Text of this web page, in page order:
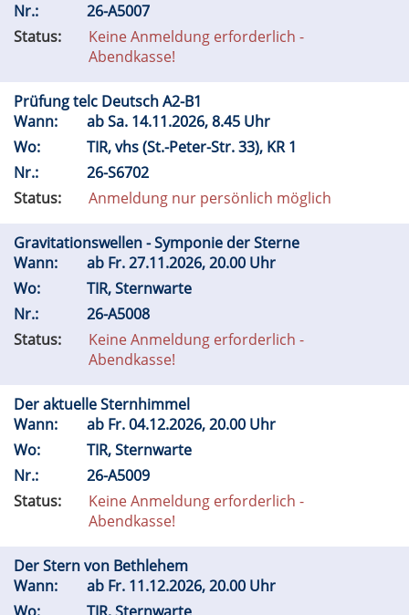
Nr.:
26-A5007
Status:
Keine Anmeldung erforderlich -
Abendkasse!
Prüfung telc Deutsch A2-B1
Wann:
abSa. 14.11.2026, 8.45 Uhr
Wo:
TIR, vhs (St.-Peter-Str. 33), KR 1
Nr.:
26-S6702
Status:
Anmeldung nur persönlich möglich
Gravitationswellen - Symponie der Sterne
Wann:
ab Fr.27.11.2026, 20.00 Uhr
Wo:
TIR, Sternwarte
Nr.:
26-A5008
Status:
Keine Anmeldung erforderlich -
Abendkasse!
Der aktuelle Sternhimmel
Wann:
ab Fr.04.12.2026, 20.00 Uhr
Wo:
TIR, Sternwarte
Nr.:
26-A5009
Status:
Keine Anmeldung erforderlich -
Abendkasse!
Der Stern von Bethlehem
Wann:
ab Fr. 11.12.2026, 20.00 Uhr